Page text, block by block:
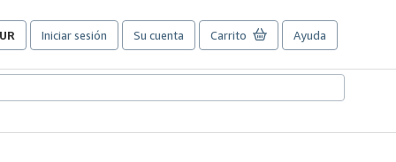
Iniciar sesión Su cuenta Carrito Ayuda